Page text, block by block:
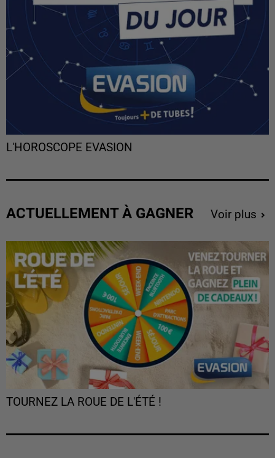
L'HOROSCOPE EVASION
ACTUELLEMENT À GAGNER Voir plus
TOURNEZ LA ROUE DE L'ÉTÉ !